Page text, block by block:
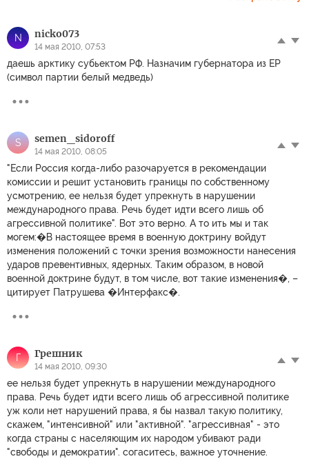
N nicko073
14 мая 2010, 07:53
даешь арктику субьектом РФ. Назначим губернатора из ЕР
(символ партии белый медведь)
S semen_sidoroff
14 мая 2010, 08:05
"Если Россия когда-либо разочаруется в рекомендации
комиссии и решит установить границы по собственному
усмотрению, ее нельзя будет упрекнуть в нарушении
международного права. Речь будет идти всего лишь об
агрессивной политике". Вот это верно. А то ить мы и так
могем:�В настоящее время в военную доктрину войдут
изменения положений с точки зрения возможности нанесения
ударов превентивных, ядерных. Таким образом, в новой
военной доктрине будут, в том числе, вот такие изменения�, –
цитирует Патрушева �Интерфакс�.
Г Грешник
14 мая 2010, 09:30
ее нельзя будет упрекнуть в нарушении международного
права. Речь будет идти всего лишь об агрессивной политике
уж коли нет нарушений права, я бы назвал такую политику,
скажем, "интенсивной" или "активной". "агрессивная" - это
когда страны с населяющим их народом убивают ради
"свободы и демократии". согаситесь, важное уточнение.